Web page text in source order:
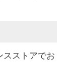
スストアでお